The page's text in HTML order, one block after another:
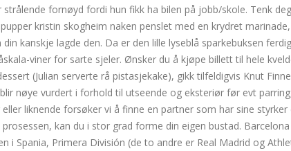
fornøyd fordi hun fikk ha bilen på jobb/skole. Tenk
kristin skogheim naken penslet med en krydret
kanskje lagde den. Da er den lille lyseblå sparkebuksen ferdig
viner for sarte sjeler. Ønsker du å kjøpe billett til hele
(Julian serverte rå pistasjekake), gikk tilfeldigvis Knut
nøye vurdert i forhold til utseende og eksteriør før evt
liknende forsøker vi å finne en partner som har sine styrker
kan du i stor grad forme din eigen bustad.
i Spania, Primera División (de to andre er Real Madrid og